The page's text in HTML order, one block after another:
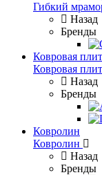
Гибкий
Назад
Бренды
Ковровая
Ковровая
Назад
Бренды
Ковролин
Ковролин
Назад
Бренды